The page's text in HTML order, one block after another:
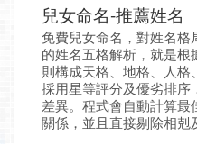
兒女命名-推薦姓名
免費兒女命名，對姓名
的姓名五格解析，就是根
則構成天格、地格、人格
採用星等評分及優劣排序
差異。程式會自動計算
關係，並且直接剔除相剋